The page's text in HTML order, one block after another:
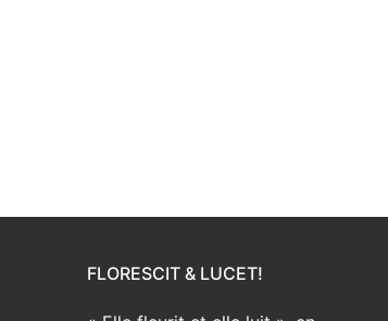
FLORESCIT & LUCET!